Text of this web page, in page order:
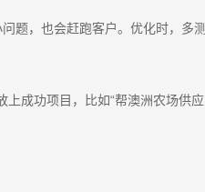
题，也会赶跑客户。优化时，多测
成功项目，比如“帮澳洲农场供应